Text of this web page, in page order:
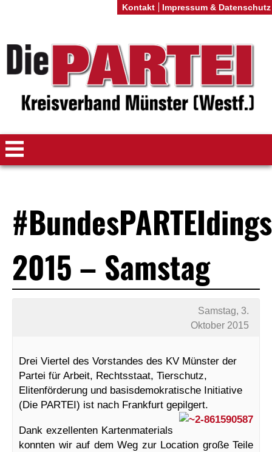
#BundesPARTEIdings
2015 – Samstag
Samstag, 3.
Oktober 2015
Drei Viertel des Vorstandes des KV Münster der
Partei für Arbeit, Rechtsstaat, Tierschutz,
Elitenförderung und basisdemokratische Initiative
(Die PARTEI) ist nach Frankfurt gepilgert.
Dank exzellenten Kartenmaterials
konnten wir auf dem Weg zur Location große Teile
Kontakt Impressum & Datenschutz